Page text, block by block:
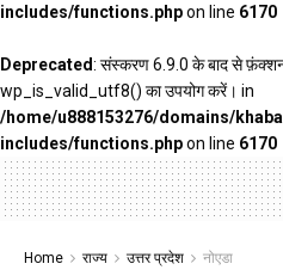
includes/functions.phpon line 6170
Deprecated: संस्करण 6.9.0 के बाद से
wp_is_valid_utf8() का उपयोग करें। in
/home/u888153276/domains/
includes/functions.phpon line 6170
Home राज्य उत्तर प्रदेश नोएडा